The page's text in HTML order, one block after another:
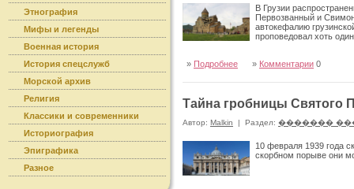
Этнография
Мифы и легенды
Военная история
История спецслужб
Морской архив
Религия
Классики и современники
Историография
Эпиграфика
Разное
В Грузии
Первозванный и
автокефалию
проповедовал хоть
» Подробнее » Комментарии 0
Тайна гробницы Святого
Автор: Malkin | Раздел: �������
10 февраля 1939 года
скорбном порыве они